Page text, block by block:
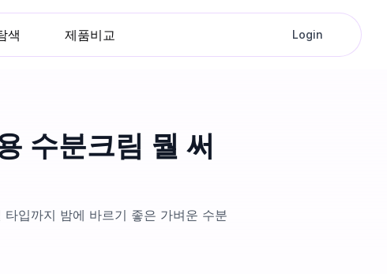
색 제품비교 Login
수분크림 뭘 써
입까지 밤에 바르기 좋은 가벼운 수분